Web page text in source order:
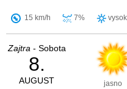
15 km/h 7%
Zajtra - Sobota
8.
AUGUST jasno